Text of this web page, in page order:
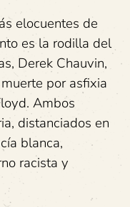
de
es la rodilla del
Derek Chauvin,
por asfixia
Ambos
distanciados en
blanca,
racista y